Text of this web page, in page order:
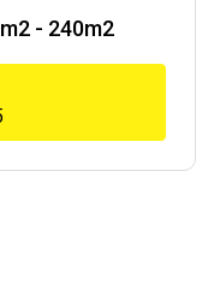
- 240m2